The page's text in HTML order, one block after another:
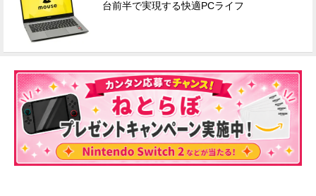
台前半で実現する快適PCライフ